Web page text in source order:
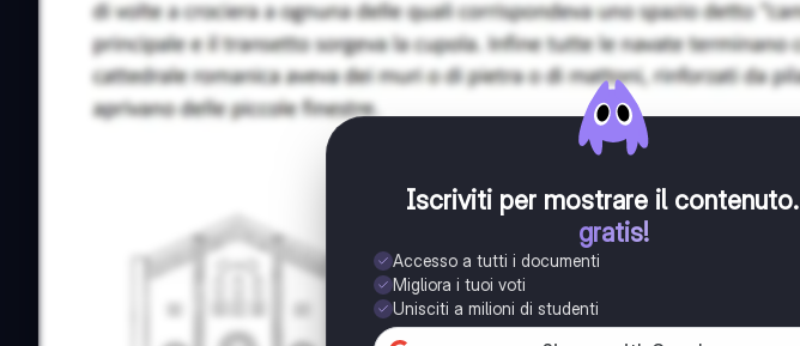
Iscriviti per mostrare il contenuto.
gratis!
Accesso a tutti i documenti
Migliora i tuoi voti
Unisciti a milioni di studenti